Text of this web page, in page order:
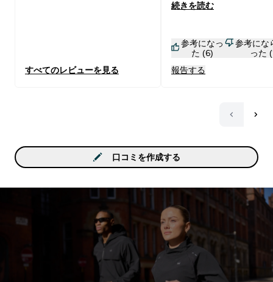
すべてのレビューを見る
は色々試してきましたが
それと期間限定フレーバ
試して毎回1kgほど購入
ます。 今回(2026/5)の限
めの甘さがあるミックス
す。私は甘党じゃないの
美味しく飲めましたので
続きを読む
参考になっ
た (6)
参考にな
った
報告する
口コミを作成する